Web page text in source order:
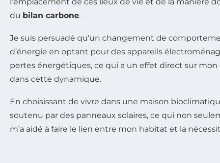
du bilan carbone.
Je suis persuadé qu’un changement de
d’énergie en optant pour des appareils
pertes énergétiques, ce qui a un effet direct sur
dans cette dynamique.
En choisissant de vivre dans une maison
soutenu par des panneaux solaires, ce qui non
m’a aidé à faire le lien entre mon habitat et la